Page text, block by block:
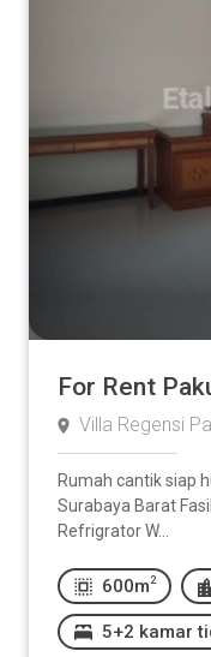
For Rent
Villa Regensi
Rumah cantik siap
Surabaya Barat
Refrigrator W...
600m 2
5+2 kamar